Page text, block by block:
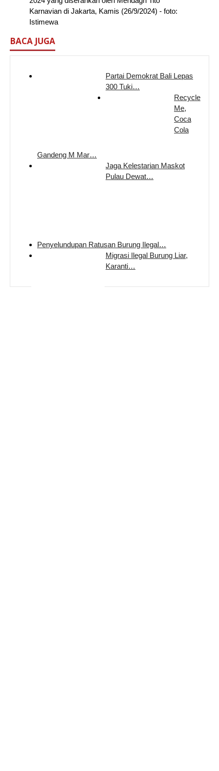
Karnavian di Jakarta, Kamis (26/9/2024) - foto:
Istimewa
BACA JUGA
Partai Demokrat Bali Lepas
300 Tuki…
Recycle
Me,
Coca
Cola
Gandeng M Mar…
Jaga Kelestarian Maskot
Pulau Dewat…
Penyelundupan Ratusan Burung Ilegal…
Migrasi Ilegal Burung Liar,
Karanti…